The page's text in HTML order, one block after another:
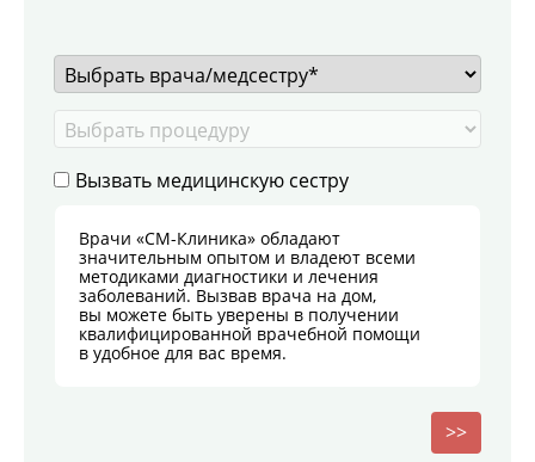
Вызвать медицинскую сестру
Врачи «СМ-Клиника» обладают
значительным опытом и владеют всеми
методиками диагностики и лечения
заболеваний. Вызвав врача на дом,
вы можете быть уверены в получении
квалифицированной врачебной помощи
в удобное для вас время.
>>